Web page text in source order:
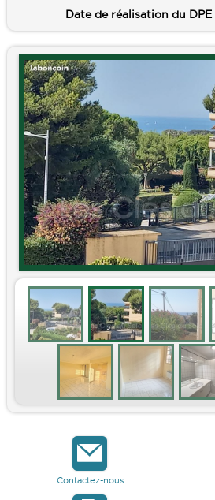
Date de réalisation du DPE
Contactez-nous